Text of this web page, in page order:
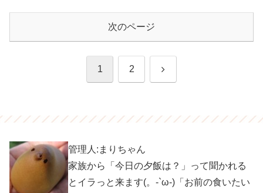
次のページ
1 2 次
管理人:まりちゃん
家族から「今日の夕飯は？」って聞かれる
とイラっと来ます(。-`ω-)「お前の食いたい